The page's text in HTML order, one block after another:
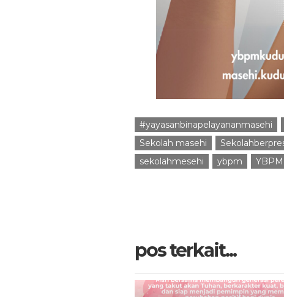
#yayasanbinapelayananmasehi
Sekolah masehi
sekolahmesehi
ybpm
pos terkait...